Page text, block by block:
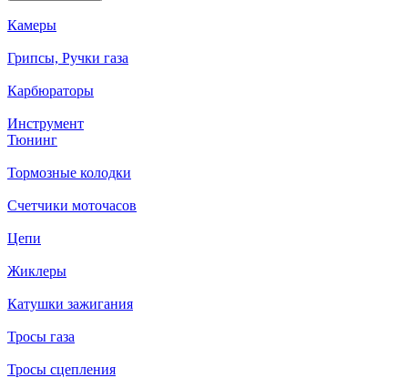
Камеры
Грипсы, Ручки газа
Карбюраторы
Инструмент
Тюнинг
Тормозные колодки
Счетчики моточасов
Цепи
Жиклеры
Катушки зажигания
Тросы газа
Тросы сцепления